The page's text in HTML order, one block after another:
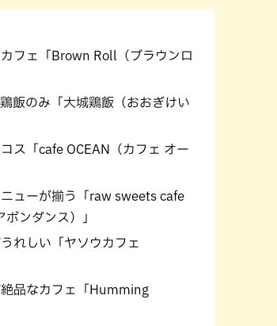
フェ「Brown Roll（ブラウンロ
飯のみ「大城鶏飯（おおぎけい
ス「cafe OCEAN（カフェ オー
ューが揃う「raw sweets cafe
ンダンス）」
れしい「ヤソウカフェ
品なカフェ「Humming